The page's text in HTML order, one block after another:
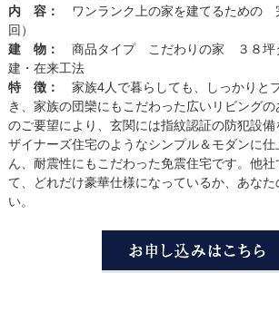
内 容：
ワンランク上の家を建てるための
回）
建 物：
商品タイプ こだわりの家 ３８
建・在来工法
特 徴：
家族4人で暮らしても、しっかりと
き、家族の団欒にもこだわった広いリビング
のご要望により、玄関には指紋認証の防犯設
ザイナーズ住宅のようなシンプル＆モダンに仕
ん、耐震性にもこだわった免震住宅です。他
て、どれだけ豪華仕様になっているか、あなた
い。